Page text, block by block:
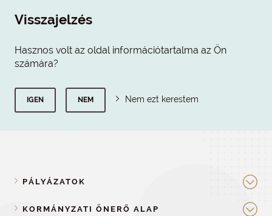
Visszajelzés
Hasznos volt az oldal információtartalma az Ön
számára?
IGEN NEM Nem ezt kerestem
PÁLYÁZATOK
KORMÁNYZATI ÖNERŐ ALAP